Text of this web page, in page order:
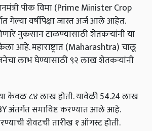
पीक विमा (Prime Minister Crop
गेल्या वर्षीपेक्षा जास्त अर्ज आले आहेत.
नुकसान टाळण्यासाठी शेतकऱ्यांनी या
आहे. महाराष्ट्रात (Maharashtra) चालू
लाभ घेण्यासाठी ९२ लाख शेतकऱ्यांनी
केवळ ८४ लाख होती. यावेळी 54.24 लाख
अंतर्गत समाविष्ट करण्यात आले आहे.
शेवटची तारीख १ ऑगस्ट होती.